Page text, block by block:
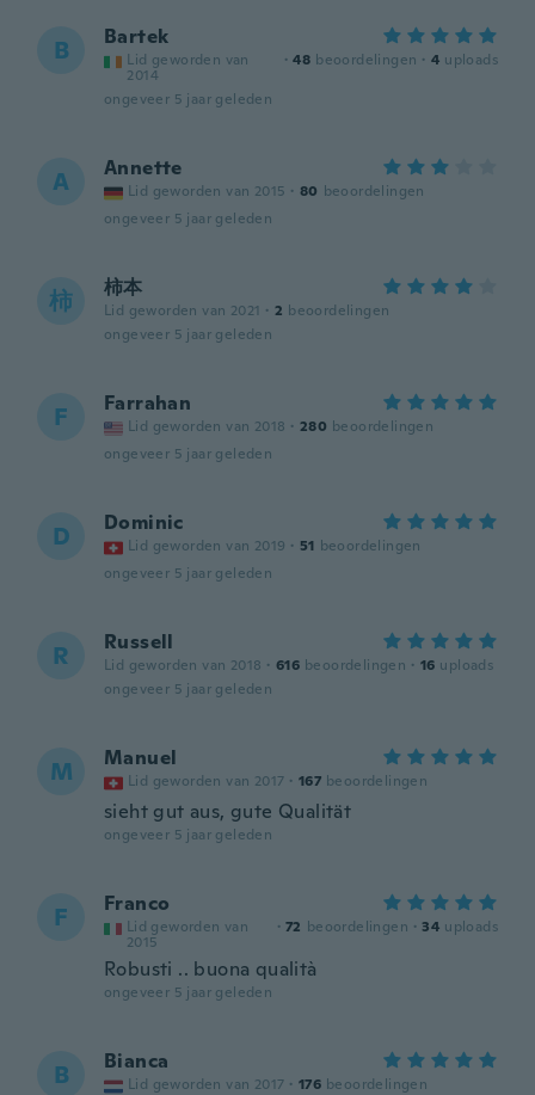
B Bartek
Lid geworden van
2014
· 48 beoordelingen · 4 uploads
ongeveer 5 jaar geleden
A Annette
Lid geworden van 2015 · 80 beoordelingen
ongeveer 5 jaar geleden
柿 柿本
Lid geworden van 2021 · 2 beoordelingen
ongeveer 5 jaar geleden
F Farrahan
Lid geworden van 2018 · 280 beoordelingen
ongeveer 5 jaar geleden
D Dominic
Lid geworden van 2019 · 51 beoordelingen
ongeveer 5 jaar geleden
R Russell
Lid geworden van 2018 · 616 beoordelingen · 16 uploads
ongeveer 5 jaar geleden
M Manuel
Lid geworden van 2017 · 167 beoordelingen
sieht gut aus, gute Qualität
ongeveer 5 jaar geleden
F Franco
Lid geworden van
2015
· 72 beoordelingen · 34 uploads
Robusti .. buona qualità
ongeveer 5 jaar geleden
B Bianca
Lid geworden van 2017 · 176 beoordelingen